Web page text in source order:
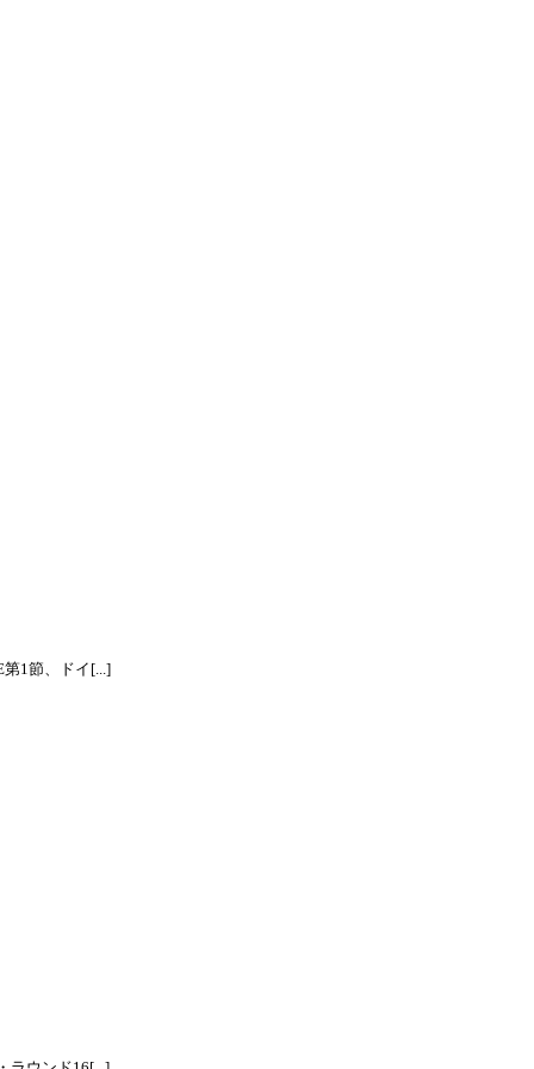
1節、ドイ[...]